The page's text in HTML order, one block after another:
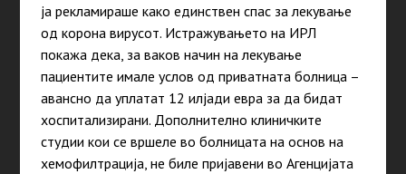
ја рекламираше како единствен спас за лекување
од корона вирусот. Истражувањето на ИРЛ
покажа дека, за ваков начин на лекување
пациентите имале услов од приватната болница –
авансно да уплатат 12 илјади евра за да бидат
хоспитализирани. Дополнително клиничките
студии кои се вршеле во болницата на основ на
хемофилтрација, не биле пријавени во Агенцијата